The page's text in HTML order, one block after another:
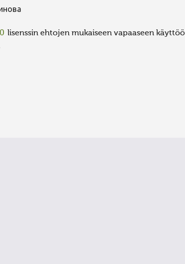
lisenssin ehtojen mukaiseen vapaaseen